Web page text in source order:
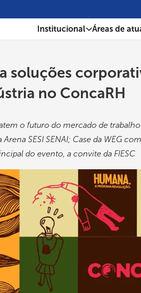
Institucional Áreas de
soluções
no ConcaRH
o futuro do mercado de
SESI SENAI; Case da WEG
do evento, a convite da FIESC